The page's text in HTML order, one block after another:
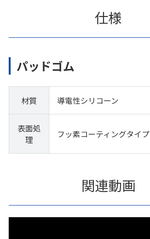
仕様
パッドゴム
材質 導電性シリコーン
表面処
理
フッ素コーティングタイプ
関連動画